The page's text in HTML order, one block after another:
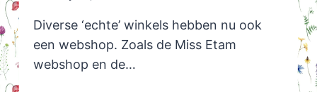
Diverse ‘echte’ winkels hebben nu ook
een webshop. Zoals de Miss Etam
webshop en de…